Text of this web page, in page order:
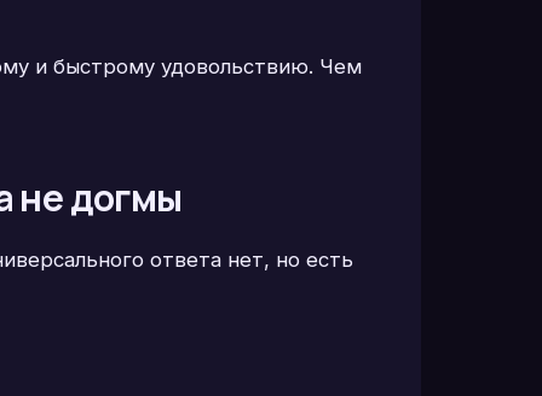
и быстрому удовольствию. Чем
не догмы
ответа нет, но есть